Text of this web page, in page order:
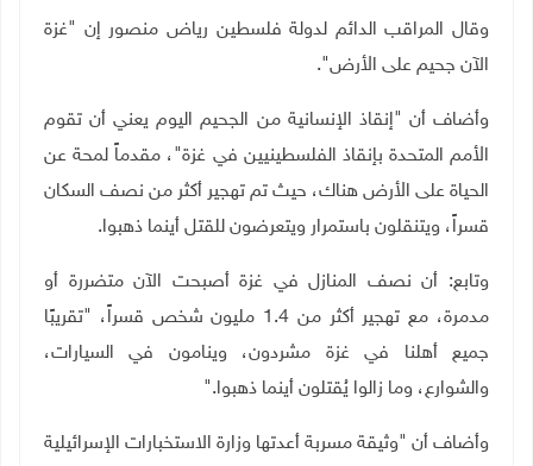
وقال المراقب الدائم لدولة فلسطين رياض منصور إن "غزة
الآن جحيم على الأرض".
وأضاف أن "إنقاذ الإنسانية من الجحيم اليوم يعني أن تقوم
الأمم المتحدة بإنقاذ الفلسطينيين في غزة"، مقدماً لمحة عن
الحياة على الأرض هناك، حيث تم تهجير أكثر من نصف السكان
قسراً، ويتنقلون باستمرار ويتعرضون للقتل أينما ذهبوا.
وتابع: أن نصف المنازل في غزة أصبحت الآن متضررة أو
مدمرة، مع تهجير أكثر من 1.4 مليون شخص قسراً، "تقريبًا
جميع أهلنا في غزة مشردون، وينامون في السيارات،
والشوارع، وما زالوا يُقتلون أينما ذهبوا".
وأضاف أن "وثيقة مسربة أعدتها وزارة الاستخبارات الإسرائيلية